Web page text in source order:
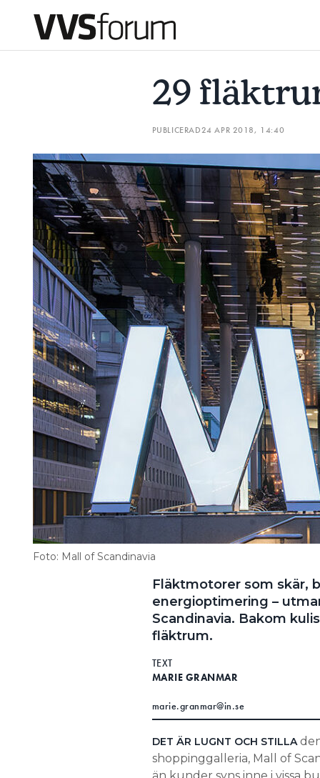
Prenumerera
Lediga jobb
Annonsera
Läs E-tidningen
Om tidningen
Kontakt
Information om GDPR
Search for:
SEARCH
29
PUBLICERAD24 APR 2018, 14:40
Foto: Mall of Scandinavia
Fläktmotorer som skär,
energioptimering –
Scandinavia. Bakom
fläktrum.
TEXT
MARIE GRANMAR
marie.granmar@in.se
DET ÄR LUGNT OCH STILLA
shoppinggalleria, Mall of
29 FLÄKTRUM FIXAR KLIMATET OVK-VARNINGEN: